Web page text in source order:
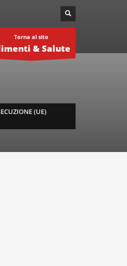
Torna al sito
& Salute
(UE)